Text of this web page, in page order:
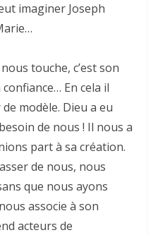
imaginer Joseph
touche, c’est son
En cela il
modèle. Dieu a eu
de nous ! Il nous a
part à sa création.
de nous, nous
que nous ayons
associe à son
acteurs de